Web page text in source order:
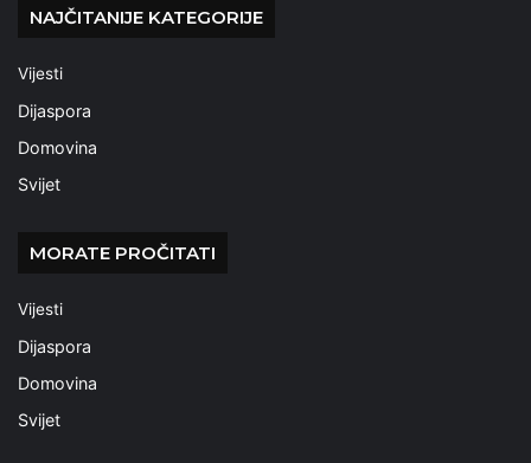
NAJČITANIJE KATEGORIJE
Vijesti
Dijaspora
Domovina
Svijet
MORATE PROČITATI
Vijesti
Dijaspora
Domovina
Svijet